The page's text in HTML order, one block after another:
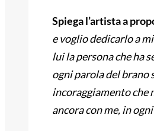
Spiega l’artista a
e voglio dedicarlo a
lui la persona che ha
ogni parola del brano
incoraggiamento che
ancora con me, in